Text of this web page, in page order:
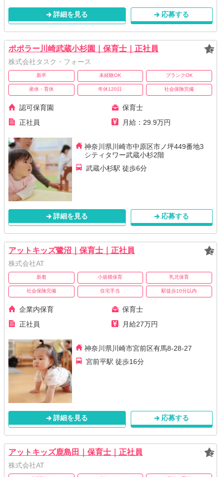
詳細を見る 応募する
ポポラー川崎武蔵小杉園｜保育士｜正社員
株式会社タスク・フォース
新卒 未経験OK ブランクOK
産休・育休 年休120日 社会保険完備
認可保育園
保育士
正社員
月給：29.9万円
神奈川県川崎市中原区市ノ坪449番地3
シティタワー武蔵小杉2階
武蔵小杉駅 徒歩6分
詳細を見る 応募する
アットキッズ鷺沼｜保育士｜正社員
株式会社AT
新着 小規模保育 乳児保育
社会保険完備 住宅手当 駅徒歩10分以内
企業内保育
保育士
正社員
月給27万円
神奈川県川崎市宮前区有馬8-28-27
宮前平駅 徒歩16分
詳細を見る 応募する
アットキッズ鹿島田｜保育士｜正社員
株式会社AT